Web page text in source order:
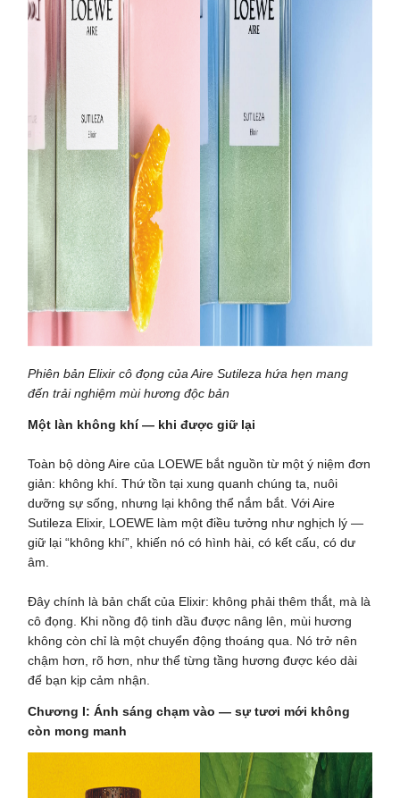
Phiên bản Elixir cô đọng của Aire Sutileza hứa hẹn mang
đến trải nghiệm mùi hương độc bản
Một làn không khí — khi được giữ lại
Toàn bộ dòng Aire của LOEWE bắt nguồn từ một ý niệm đơn
giản: không khí. Thứ tồn tại xung quanh chúng ta, nuôi
dưỡng sự sống, nhưng lại không thể nắm bắt. Với Aire
Sutileza Elixir, LOEWE làm một điều tưởng như nghịch lý —
giữ lại “không khí”, khiến nó có hình hài, có kết cấu, có dư
âm.
Đây chính là bản chất của Elixir: không phải thêm thắt, mà là
cô đọng. Khi nồng độ tinh dầu được nâng lên, mùi hương
không còn chỉ là một chuyển động thoáng qua. Nó trở nên
chậm hơn, rõ hơn, như thể từng tầng hương được kéo dài
để bạn kịp cảm nhận.
Chương I: Ánh sáng chạm vào — sự tươi mới không
còn mong manh